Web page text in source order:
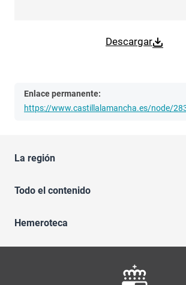
Descargar
Enlace permanente:
https://www.castillalamancha.es/node/
La región
Todo el contenido
Hemeroteca